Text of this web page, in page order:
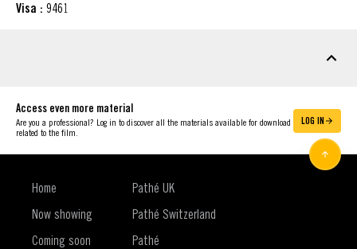
Visa : 9461
Access even more material
Are you a professional? Log in to discover all the materials available for download
related to the film.
LOG IN
Home
Now showing
Coming soon
Pathé UK
Pathé Switzerland
Pathé